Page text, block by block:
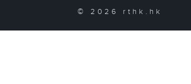
© 2026 rthk.hk